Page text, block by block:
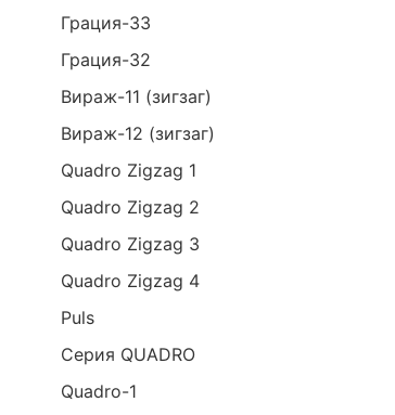
Грация-33
Грация-32
Вираж-11 (зигзаг)
Вираж-12 (зигзаг)
Quadro Zigzag 1
Quadro Zigzag 2
Quadro Zigzag 3
Quadro Zigzag 4
Puls
Серия QUADRO
Quadro-1